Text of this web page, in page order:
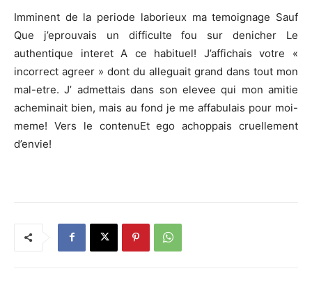
Imminent de la periode laborieux ma temoignage Sauf
Que j’eprouvais un difficulte fou sur denicher Le
authentique interet A ce habituel! J’affichais votre «
incorrect agreer » dont du alleguait grand dans tout mon
mal-etre. J’ admettais dans son elevee qui mon amitie
acheminait bien, mais au fond je me affabulais pour moi-
meme! Vers le contenuEt ego achoppais cruellement
d’envie!